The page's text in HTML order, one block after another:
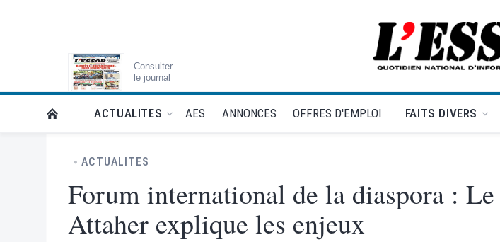
Consulter
le journal
RETOUR À LA PAGE D’ACCUEIL DE L'ESSOR
ACTUALITES AES ANNONCES OFFRES D'EMPLOI FAITS DIVERS
ACTUALITES
Forum international de la diaspora :
Attaher explique les enjeux